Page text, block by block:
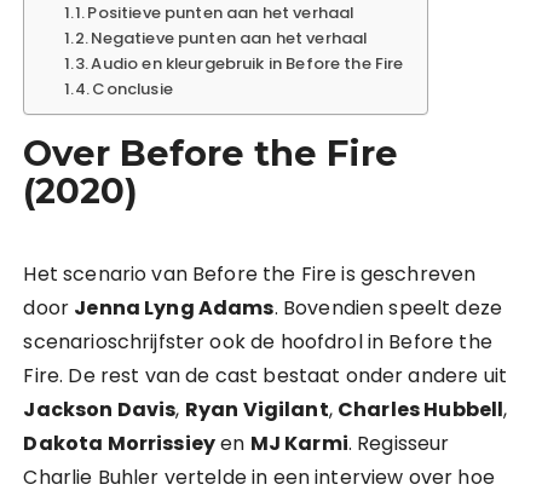
Positieve punten aan het verhaal
Negatieve punten aan het verhaal
Audio en kleurgebruik in Before the Fire
Conclusie
Over Before the Fire
(2020)
Het scenario van Before the Fire is geschreven
door Jenna Lyng Adams. Bovendien speelt deze
scenarioschrijfster ook de hoofdrol in Before the
Fire. De rest van de cast bestaat onder andere uit
Jackson Davis, Ryan Vigilant, Charles Hubbell,
Dakota Morrissieyen MJ Karmi. Regisseur
Charlie Buhler vertelde in een interview over hoe